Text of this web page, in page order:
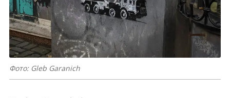
Фото: Gleb Garanich